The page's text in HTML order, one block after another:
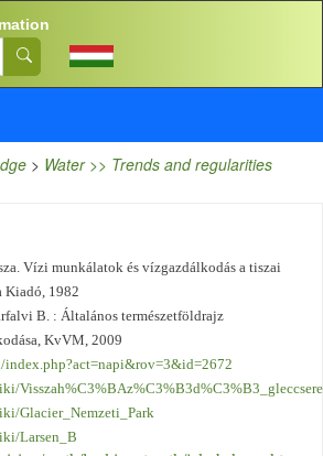
> Water >> Trends and regularities
Vízi munkálatok és vízgazdálkodás a tiszai
Kiadó, 1982
B. : Általános természetföldrajz
KvVM, 2009
index.php?act=napi&rov=3&id=2672
Glacier_Nemzeti_Park
Larsen_B